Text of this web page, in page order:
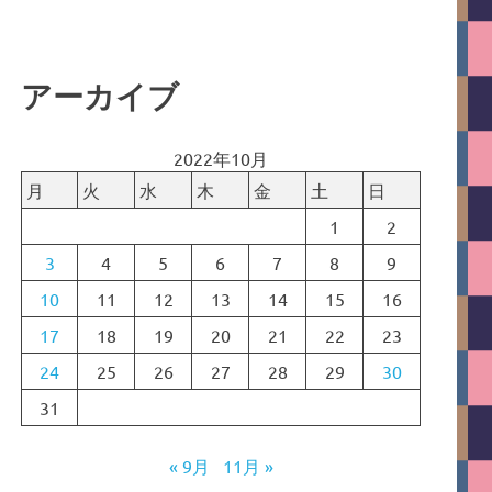
アーカイブ
2022年10月
月
火 水 木 金 土
日
1
2
3
4 5 6 7 8
9
10
11 12 13 14 15
16
17
18 19 20 21 22
23
24
25 26 27 28 29
30
31
« 9月 11月 »